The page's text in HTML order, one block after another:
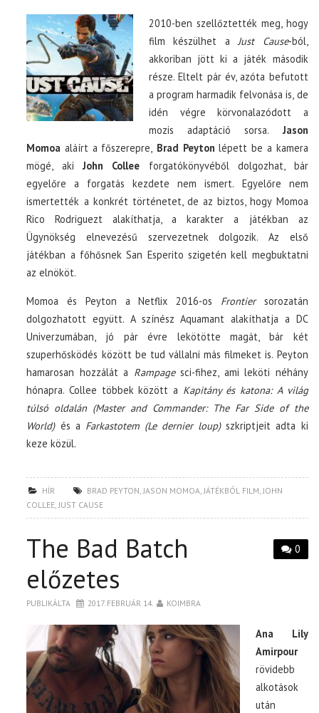
2010-ben szellőztették meg, hogy
film készülhet aJust Cause-ból,
akkoriban jött ki a játék második
része. Eltelt pár év, azóta befutott
a program harmadik felvonása is, de
idén végre körvonalazódott a
mozis adaptáció sorsa. Jason
Momoa aláírt a főszerepre, Brad Peyton lépett be a kamera
mögé, aki John Collee forgatókönyvéből dolgozhat, bár
egyelőre a forgatás kezdete nem ismert. Egyelőre nem
ismertették a konkrét történetet, de az biztos, hogy Momoa
Rico Rodriguezt alakíthatja, a karakter a játékban az
Ügynökség elnevezésű szervezetnek dolgozik. Az első
játékban a főhősnek San Esperito szigetén kell megbuktatni
az elnököt.
Momoa és Peyton a Netflix 2016-os Frontiersorozatán
dolgozhatott együtt. A színész Aquamant alakíthatja a DC
Univerzumában, jó pár évre lekötötte magát, bár két
szuperhősködés között be tud vállalni más filmeket is. Peyton
hamarosan hozzálát a Rampagesci-fihez, ami leköti néhány
hónapra. Collee többek között a Kapitány és katona: A világ
túlsó oldalán (Master and Commander: The Far Side of the
World)és a Farkastotem (Le dernier loup)szkriptjeit adta ki
keze közül.
HÍR BRAD PEYTON,JASON MOMOA,JÁTÉKBÓL FILM,JOHN
COLLEE,JUST CAUSE
0
The Bad Batch
előzetes
PUBLIKÁLTA 2017. FEBRUÁR 14. KOIMBRA
Ana Lily
Amirpour
rövidebb
alkotások
után